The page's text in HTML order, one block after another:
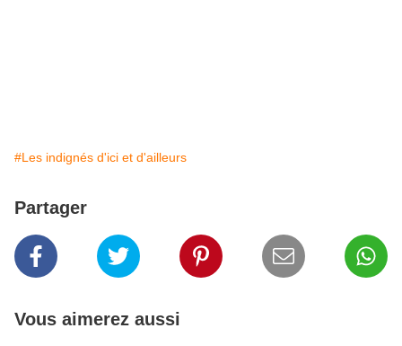
#Les indignés d'ici et d'ailleurs
Partager
Vous aimerez aussi